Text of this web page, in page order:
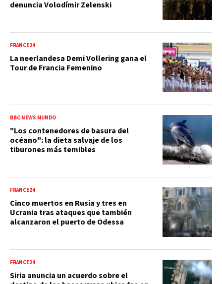
denuncia Volodímir Zelenski
FRANCE24
La neerlandesa Demi Vollering gana el
Tour de Francia Femenino
BBC NEWS MUNDO
"Los contenedores de basura del
océano": la dieta salvaje de los
tiburones más temibles
FRANCE24
Cinco muertos en Rusia y tres en
Ucrania tras ataques que también
alcanzaron el puerto de Odessa
FRANCE24
Siria anuncia un acuerdo sobre el